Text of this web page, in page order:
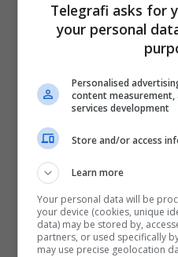
Telegrafi asks for
your personal
Personalised
content measurement,
services development
Store and/or access
Learn more
Your personal data will be
your device (cookies, unique
data) may be stored by,
partners, or used specifically
may use precise geolocation